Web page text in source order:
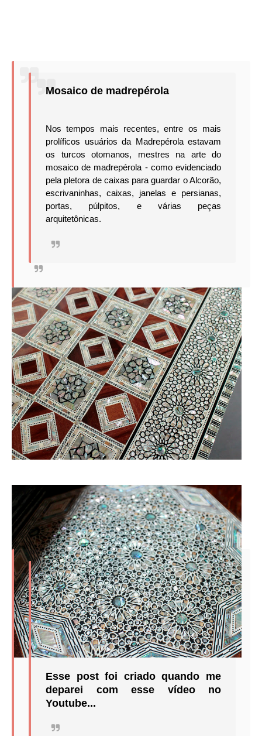
Mosaico de madrepérola
Nos tempos mais recentes, entre os mais
prolíficos usuários da Madrepérola estavam
os turcos otomanos, mestres na arte do
mosaico de madrepérola - como evidenciado
pela pletora de caixas para guardar o Alcorão,
escrivaninhas, caixas, janelas e persianas,
portas, púlpitos, e várias peças
arquitetônicas.
Esse post foi criado quando me
deparei com esse vídeo no
Youtube...